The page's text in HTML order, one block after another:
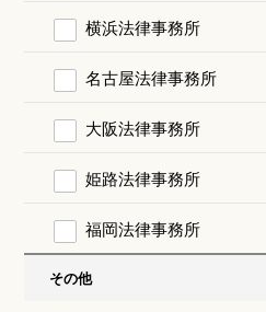
横浜法律事務所
名古屋法律事務所
大阪法律事務所
姫路法律事務所
福岡法律事務所
その他